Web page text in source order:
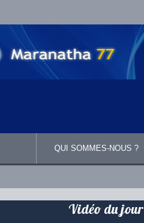
QUI SOMMES-NOUS ?
Vidéo du jour